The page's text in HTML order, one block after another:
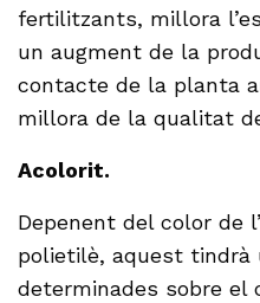
fertilitzants, millora
un augment de la
contacte de la planta
millora de la qualitat
Acolorit.
Depenent del color de
polietilè, aquest tindrà
determinades sobre el